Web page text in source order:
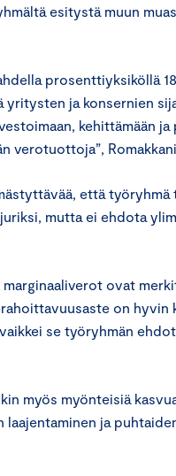
esitystä muun
prosenttiyksiköllä
ja konsernien
kehittämään ja
verotuottoja”,
että
mutta ei ehdota
ovat
on hyvin
se työryhmän
myös myönteisiä
ja